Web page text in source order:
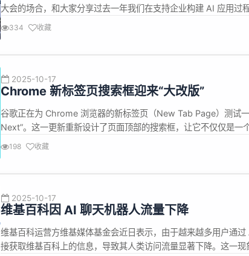
大会的场合，和大家分享过去一年我们在支持企业构建 AI 应用过
应用已成为应用架构中的重要组成部分 从事 AI 领域的同仁，无论
334 收藏
2025-10-17
Chrome 新标签页搜索框迎来“大改版”
谷歌正在为 Chrome 浏览器的新标签页（New Tab Page）测试
Next”。这一更新重新设计了页面顶部的搜索框，让它不仅仅是一
而是一个更智能、更具交互性的起点。 新版搜索框提供两种布局
198 收藏
2025-10-17
维基百科因 AI 聊天机器人流量下降
维基百科运营方维基媒体基金会近日表示，由于越来越多用户通
接获取维基百科上的信息，导致其人类访问流量显著下降。这一